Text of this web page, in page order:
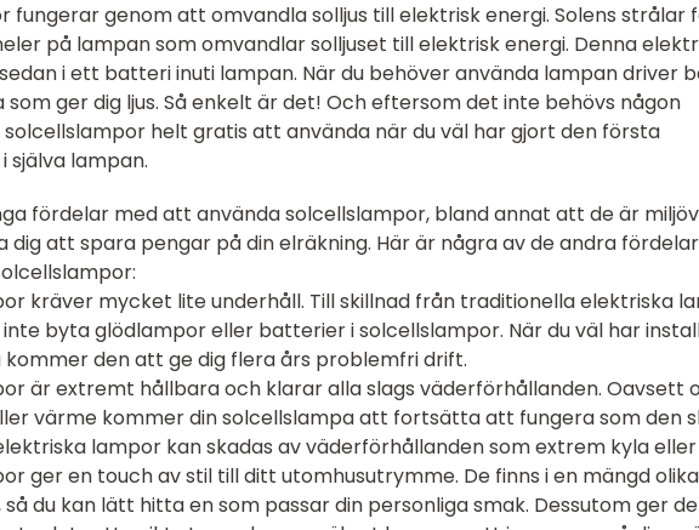
fungerar genom att omvandla solljus till elektrisk energi. Solens strålar
på lampan som omvandlar solljuset till elektrisk energi. Denna
i ett batteri inuti lampan. När du behöver använda lampan driver
som ger dig ljus. Så enkelt är det! Och eftersom det inte behövs någon
helt gratis att använda när du väl har gjort den första
själva lampan.
fördelar med att använda solcellslampor, bland annat att de är
dig att spara pengar på din elräkning. Här är några av de andra
kräver mycket lite underhåll. Till skillnad från traditionella elektriska
byta glödlampor eller batterier i solcellslampor. När du väl har
den att ge dig flera års problemfri drift.
är extremt hållbara och klarar alla slags väderförhållanden. Oavsett
värme kommer din solcellslampa att fortsätta att fungera som den
lampor kan skadas av väderförhållanden som extrem kyla
ger en touch av stil till ditt utomhusutrymme. De finns i en mängd
du kan lätt hitta en som passar din personliga smak. Dessutom ger